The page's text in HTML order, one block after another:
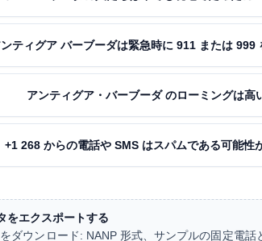
ティグア バーブーダは緊急時に 911 または 999
アンティグア・バーブーダ のローミングは高
+1 268 からの電話や SMS はスパムである可能性
をエクスポートする
ダウンロード: NANP 形式、サンプルの固定電話